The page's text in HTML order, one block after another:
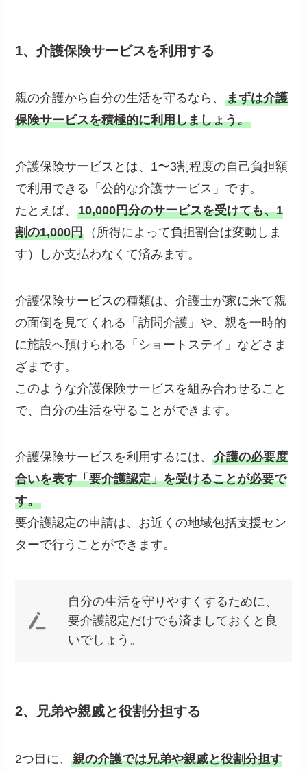
1、介護保険サービスを利用する
親の介護から自分の生活を守るなら、まずは介護
保険サービスを積極的に利用しましょう。
介護保険サービスとは、1〜3割程度の自己負担額
で利用できる「公的な介護サービス」です。
たとえば、10,000円分のサービスを受けても、1
割の1,000円 （所得によって負担割合は変動しま
す）しか支払わなくて済みます。
介護保険サービスの種類は、介護士が家に来て親
の面倒を見てくれる「訪問介護」や、親を一時的
に施設へ預けられる「ショートステイ」などさま
ざまです。
このような介護保険サービスを組み合わせること
で、自分の生活を守ることができます。
介護保険サービスを利用するには、介護の必要度
合いを表す「要介護認定」を受けることが必要で
す。
要介護認定の申請は、お近くの地域包括支援セン
ターで行うことができます。
自分の生活を守りやすくするために、
要介護認定だけでも済ましておくと良
いでしょう。
2、兄弟や親戚と役割分担する
2つ目に、親の介護では兄弟や親戚と役割分担す